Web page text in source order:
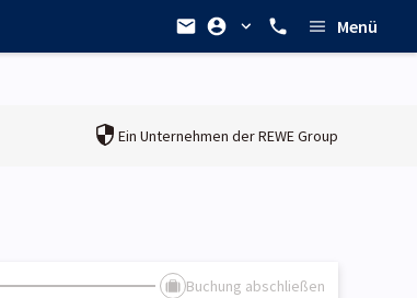
Menü
Ein Unternehmen derREWE Group
Buchung abschließen